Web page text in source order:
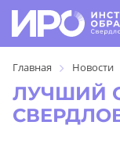
Главная Новости
ЛУЧШИЙ